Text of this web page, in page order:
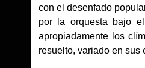
con el desenfado
por la orquesta bajo
apropiadamente los
resuelto, variado en sus